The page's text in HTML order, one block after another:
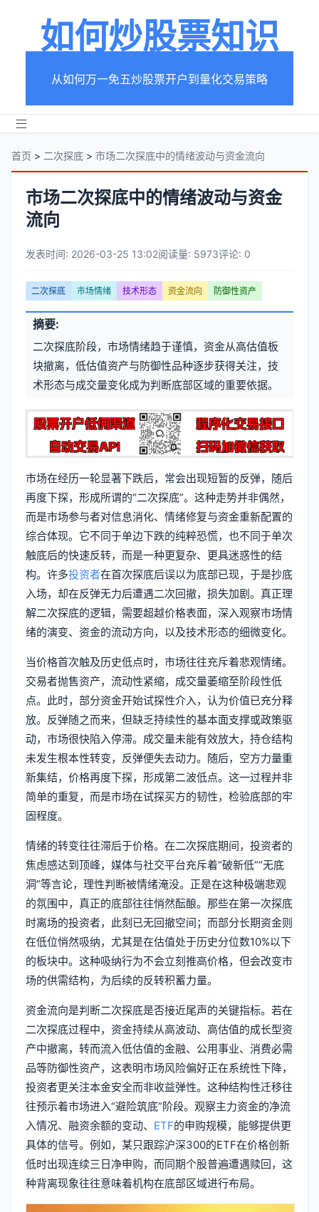
如何炒股票知识
从如何万一免五炒股票开户到量化交易策略
首页 > 二次探底 > 市场二次探底中的情绪波动与资金流向
市场二次探底中的情绪波动与资金
流向
章
元
信
息
发表时间: 2026-03-25 13:02阅读量: 5973评论: 0
文
章
标
签
二次探底 市场情绪 技术形态 资金流向 防御性资产
摘要:
二次探底阶段，市场情绪趋于谨慎，资金从高估值板
块撤离，低估值资产与防御性品种逐步获得关注，技
术形态与成交量变化成为判断底部区域的重要依据。
市场在经历一轮显著下跌后，常会出现短暂的反弹，随后
再度下探，形成所谓的“二次探底”。这种走势并非偶然，
而是市场参与者对信息消化、情绪修复与资金重新配置的
综合体现。它不同于单边下跌的纯粹恐慌，也不同于单次
触底后的快速反转，而是一种更复杂、更具迷惑性的结
构。许多投资者在首次探底后误以为底部已现，于是抄底
入场，却在反弹无力后遭遇二次回撤，损失加剧。真正理
解二次探底的逻辑，需要超越价格表面，深入观察市场情
绪的演变、资金的流动方向，以及技术形态的细微变化。
当价格首次触及历史低点时，市场往往充斥着悲观情绪。
交易者抛售资产，流动性紧缩，成交量萎缩至阶段性低
点。此时，部分资金开始试探性介入，认为价值已充分释
放。反弹随之而来，但缺乏持续性的基本面支撑或政策驱
动，市场很快陷入停滞。成交量未能有效放大，持仓结构
未发生根本性转变，反弹便失去动力。随后，空方力量重
新集结，价格再度下探，形成第二波低点。这一过程并非
简单的重复，而是市场在试探买方的韧性，检验底部的牢
固程度。
情绪的转变往往滞后于价格。在二次探底期间，投资者的
焦虑感达到顶峰，媒体与社交平台充斥着“破新低”“无底
洞”等言论，理性判断被情绪淹没。正是在这种极端悲观
的氛围中，真正的底部往往悄然酝酿。那些在第一次探底
时离场的投资者，此刻已无回撤空间；而部分长期资金则
在低位悄然吸纳，尤其是在估值处于历史分位数10%以下
的板块中。这种吸纳行为不会立刻推高价格，但会改变市
场的供需结构，为后续的反转积蓄力量。
资金流向是判断二次探底是否接近尾声的关键指标。若在
二次探底过程中，资金持续从高波动、高估值的成长型资
产中撤离，转而流入低估值的金融、公用事业、消费必需
品等防御性资产，这表明市场风险偏好正在系统性下降，
投资者更关注本金安全而非收益弹性。这种结构性迁移往
往预示着市场进入“避险筑底”阶段。观察主力资金的净流
入情况、融资余额的变动、 ETF的申购规模，能够提供更
具体的信号。例如，某只跟踪沪深300的ETF在价格创新
低时出现连续三日净申购，而同期个股普遍遭遇赎回，这
种背离现象往往意味着机构在底部区域进行布局。